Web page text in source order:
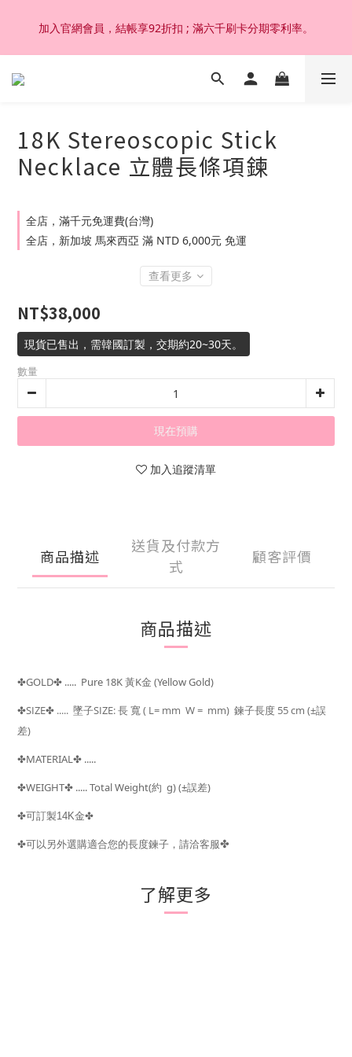
加入官網會員，結帳享92折扣 ; 滿六千刷卡分期零利率。
加入官網會員，結帳享92折扣 ; 滿六千刷卡分期零利率。
韓國設計製作。純14K 18K金，非鍍金非注金；洗澡，運動(汗
加入官網會員，結帳享92折扣 ; 滿六千刷卡分期零利率。
18K Stereoscopic Stick
Necklace 立體長條項鍊
全店，滿千元免運費(台灣)
全店，新加坡 馬來西亞 滿 NTD 6,000元 免運
查看更多
NT$38,000
現貨已售出，需韓國訂製，交期約20~30天。
數量
現在預購
加入追蹤清單
商品描述
送貨及付款方
式
顧客評價
商品描述
✤GOLD✤ ..... Pure 18K 黃K金 (Yellow Gold)
✤SIZE✤ ..... 墜子SIZE: 長 寬 ( L= mm W = mm) 鍊子長度 55 cm (±誤
差)
✤MATERIAL✤ .....
✤WEIGHT✤ ..... Total Weight(約 g) (±誤差)
✤可訂製14K金✤
✤可以另外選購適合您的長度鍊子，請洽客服✤
了解更多